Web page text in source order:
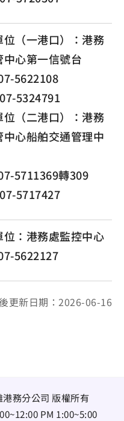
位（一港口）：港務
中心第一信號台
5622108
5324791
位（二港口）：港務
中心船舶交通管理中
5711369轉309
5717427
位：港務處監控中心
5622127
更新日期：2026-06-16
務分公司 版權所有
PM 1:00~5:00